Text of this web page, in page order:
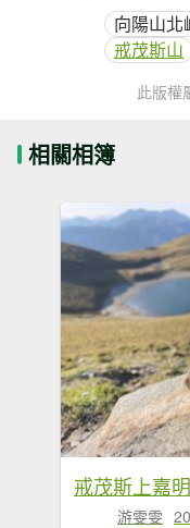
向陽山北
戒茂斯山
此版權
相關相簿
游雯雯